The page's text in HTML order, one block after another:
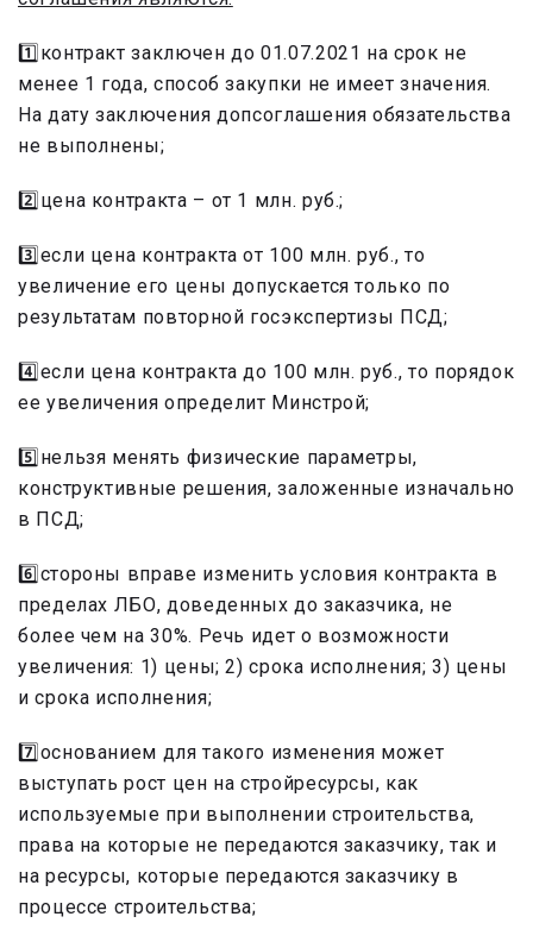
1️⃣контракт заключен до 01.07.2021 на срок не
менее 1 года, способ закупки не имеет значения.
На дату заключения допсоглашения обязательства
не выполнены;
2️⃣цена контракта – от 1 млн. руб.;
3️⃣если цена контракта от 100 млн. руб., то
увеличение его цены допускается только по
результатам повторной госэкспертизы ПСД;
4️⃣если цена контракта до 100 млн. руб., то порядок
ее увеличения определит Минстрой;
5️⃣нельзя менять физические параметры,
конструктивные решения, заложенные изначально
в ПСД;
6️⃣стороны вправе изменить условия контракта в
пределах ЛБО, доведенных до заказчика, не
более чем на 30%. Речь идет о возможности
увеличения: 1) цены; 2) срока исполнения; 3) цены
и срока исполнения;
7️⃣основанием для такого изменения может
выступать рост цен на стройресурсы, как
используемые при выполнении строительства,
права на которые не передаются заказчику, так и
на ресурсы, которые передаются заказчику в
процессе строительства;